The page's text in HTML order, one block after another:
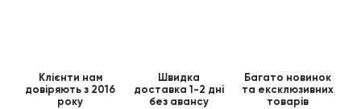
Клієнти нам
довіряють з 2016
року
Швидка
доставка 1-2 дні
без авансу
Багато новинок
та ексклюзивних
товарів